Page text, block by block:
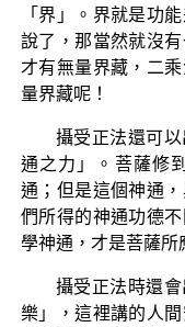
「界」。界就是功
說了，那當然就沒
才有無量界藏，二
量界藏呢！
攝受正法還可
通之力」。菩薩修
通；但是這個神通
們所得的神通功德
學神通，才是菩薩所
攝受正法時還
樂」，這裡講的人